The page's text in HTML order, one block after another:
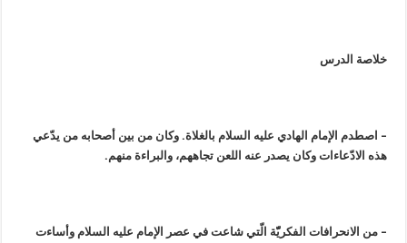
خلاصة الدرس
– اصطدم الإمام الهادي عليه السلام بالغلاة. وكان من بين أصحابه من يدّعي
هذه الادّعاءات وكان يصدر عنه اللعن تجاههم، والبراءة منهم.
– من الانحرافات الفكريّّة الّتي شاعت في عصر الإمام عليه السلام وأساءت